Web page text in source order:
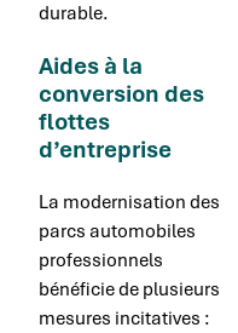
durable.
Aides à la
conversion des
flottes
d’entreprise
La modernisation des
parcs automobiles
professionnels
bénéficie de plusieurs
mesures incitatives :